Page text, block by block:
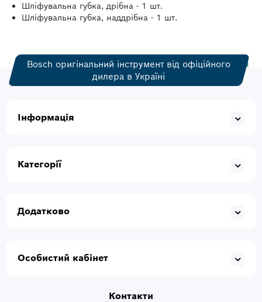
Шліфувальна губка, дрібна - 1 шт.
Шліфувальна губка, наддрібна - 1 шт.
Bosch оригінальний інструмент від офіційного
дилера в Україні
Інформація
Категорії
Додатково
Особистий кабінет
Контакти